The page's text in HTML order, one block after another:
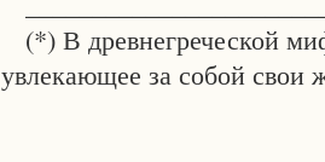
(*) В древнегреческой
увлекающее за собой свои